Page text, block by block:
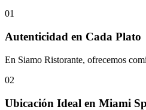
01
Autenticidad en Cada Plato
En Siamo Ristorante, ofrecemos
02
Ubicación Ideal en Miami